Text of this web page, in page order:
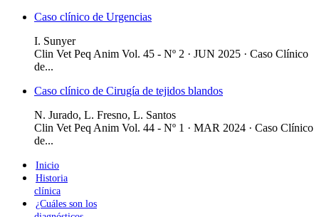
Caso clínico de Urgencias
I. Sunyer
Clin Vet Peq Anim Vol. 45 - Nº 2 · JUN 2025 · Caso Clínico
de...
Caso clínico de Cirugía de tejidos blandos
N. Jurado, L. Fresno, L. Santos
Clin Vet Peq Anim Vol. 44 - Nº 1 · MAR 2024 · Caso Clínico
de...
Inicio
Historia
clínica
¿Cuáles son los